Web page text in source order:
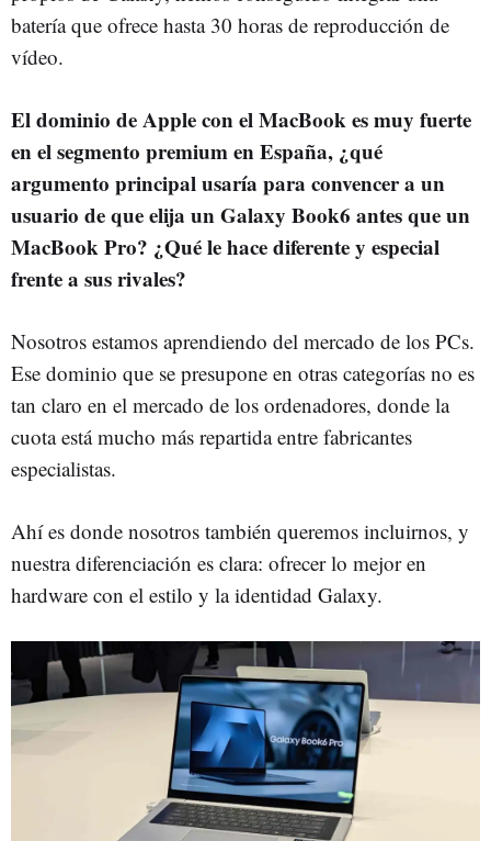
batería que ofrece hasta 30 horas de reproducción de
vídeo.
El dominio de Apple con el MacBook es muy fuerte
en el segmento premium en España, ¿qué
argumento principal usaría para convencer a un
usuario de que elija un Galaxy Book6 antes que un
MacBook Pro? ¿Qué le hace diferente y especial
frente a sus rivales?
Nosotros estamos aprendiendo del mercado de los PCs.
Ese dominio que se presupone en otras categorías no es
tan claro en el mercado de los ordenadores, donde la
cuota está mucho más repartida entre fabricantes
especialistas.
Ahí es donde nosotros también queremos incluirnos, y
nuestra diferenciación es clara: ofrecer lo mejor en
hardware con el estilo y la identidad Galaxy.